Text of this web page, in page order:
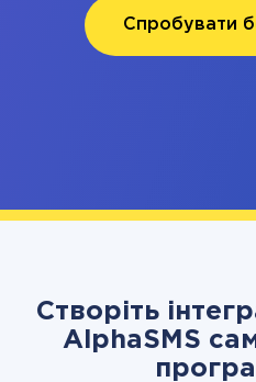
Спробувати
Створіть
AlphaSMS